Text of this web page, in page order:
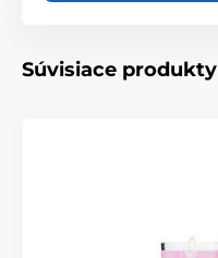
Súvisiace produkty